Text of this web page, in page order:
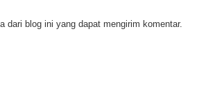
dari blog ini yang dapat mengirim komentar.